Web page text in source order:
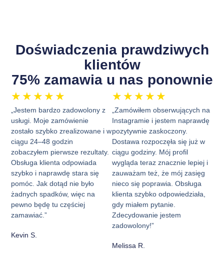
Doświadczenia prawdziwych
klientów
75% zamawia u nas ponownie
★ ★ ★ ★ ★
„Jestem bardzo zadowolony z
usługi. Moje zamówienie
zostało szybko zrealizowane i w
ciągu 24–48 godzin
zobaczyłem pierwsze rezultaty.
Obsługa klienta odpowiada
szybko i naprawdę stara się
pomóc. Jak dotąd nie było
żadnych spadków, więc na
pewno będę tu częściej
zamawiać.”
Kevin S.
★ ★ ★ ★ ★
„Zamówiłem obserwujących na
Instagramie i jestem naprawdę
pozytywnie zaskoczony.
Dostawa rozpoczęła się już w
ciągu godziny. Mój profil
wygląda teraz znacznie lepiej i
zauważam też, że mój zasięg
nieco się poprawia. Obsługa
klienta szybko odpowiedziała,
gdy miałem pytanie.
Zdecydowanie jestem
zadowolony!”
Melissa R.